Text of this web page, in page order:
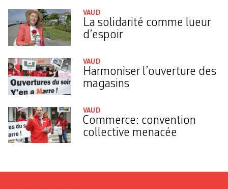
VAUD
La solidarité comme lueur
d’espoir
VAUD
Harmoniser l’ouverture des
magasins
VAUD
Commerce: convention
collective menacée